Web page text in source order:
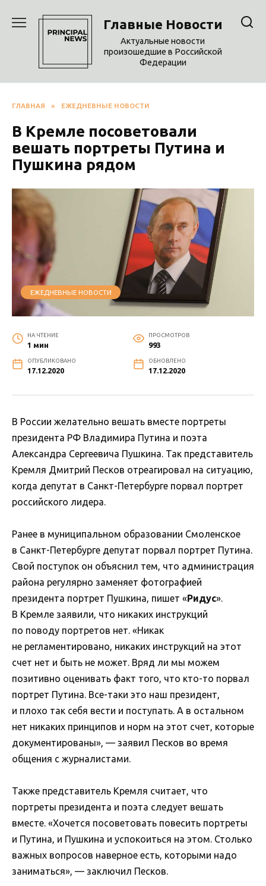
содержанию
Главные Новости
Актуальные новости
произошедшие в Российской
Федерации
ГЛАВНАЯ » ЕЖЕДНЕВНЫЕ НОВОСТИ
В Кремле посоветовали
вешать портреты Путина и
Пушкина рядом
ЕЖЕДНЕВНЫЕ НОВОСТИ
НА ЧТЕНИЕ
1 мин
ПРОСМОТРОВ
993
ОПУБЛИКОВАНО
17.12.2020
ОБНОВЛЕНО
17.12.2020
В России желательно вешать вместе портреты
президента РФ Владимира Путина и поэта
Александра Сергеевича Пушкина. Так представитель
Кремля Дмитрий Песков отреагировал на ситуацию,
когда депутат в Санкт-Петербурге порвал портрет
российского лидера.
Ранее в муниципальном образовании Смоленское
в Санкт-Петербурге депутат порвал портрет Путина.
Свой поступок он объяснил тем, что администрация
района регулярно заменяет фотографией
президента портрет Пушкина, пишет «Ридус».
В Кремле заявили, что никаких инструкций
по поводу портретов нет. «Никак
не регламентировано, никаких инструкций на этот
счет нет и быть не может. Вряд ли мы можем
позитивно оценивать факт того, что кто-то порвал
портрет Путина. Все-таки это наш президент,
и плохо так себя вести и поступать. А в остальном
нет никаких принципов и норм на этот счет, которые
документированы», — заявил Песков во время
общения с журналистами.
Также представитель Кремля считает, что
портреты президента и поэта следует вешать
вместе. «Хочется посоветовать повесить портреты
и Путина, и Пушкина и успокоиться на этом. Столько
важных вопросов наверное есть, которыми надо
заниматься», — заключил Песков.